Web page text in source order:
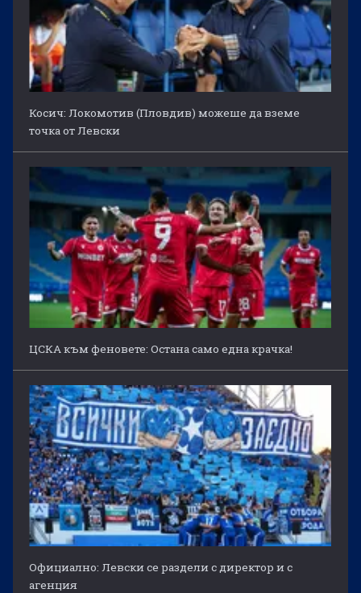
Косич: Локомотив (Пловдив) можеше да вземе
точка от Левски
ЦСКА към феновете: Остана само една крачка!
Официално: Левски се раздели с директор и с
агенция